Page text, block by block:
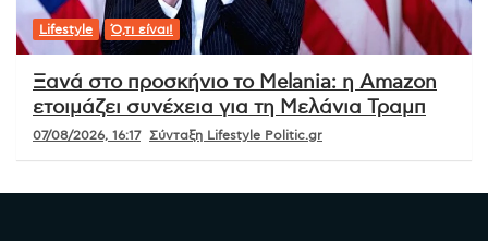
Lifestyle Ό,τι είναι!
Ξανά στο προσκήνιο το Melania: η Amazon
ετοιμάζει συνέχεια για τη Μελάνια Τραμπ
07/08/2026, 16:17 Σύνταξη Lifestyle Politic.gr